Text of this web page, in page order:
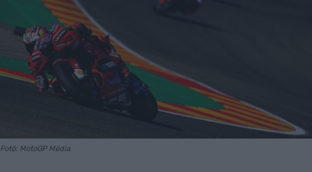
Fotó: MotoGP Média